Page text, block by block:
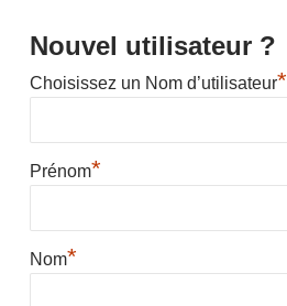
Nouvel utilisateur ?
Choisissez un Nom d’utilisateur*
Prénom*
Nom*